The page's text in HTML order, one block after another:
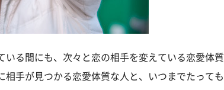
いる間にも、次々と恋の相手を変えている恋愛体質
相手が見つかる恋愛体質な人と、いつまでたっても